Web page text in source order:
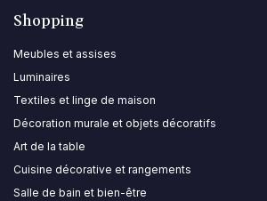
Shopping
Meubles et assises
Luminaires
Textiles et linge de maison
Décoration murale et objets décoratifs
Art de la table
Cuisine décorative et rangements
Salle de bain et bien-être